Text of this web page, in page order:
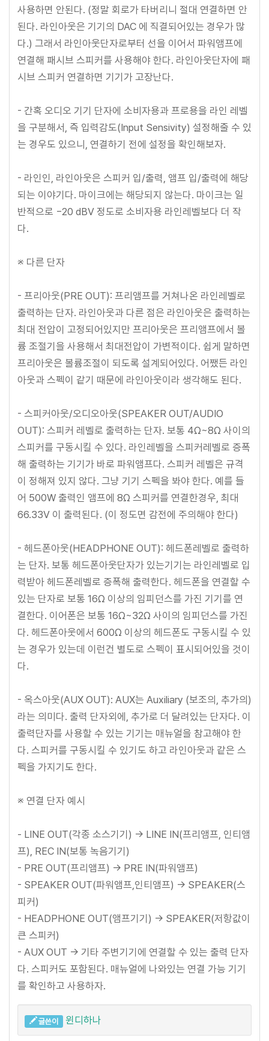
사용하면 안된다. (정말 회로가 타버리니 절대 연결하면 안
된다. 라인아웃은 기기의 DAC 에 직결되어있는 경우가 많
다.) 그래서 라인아웃단자로부터 선을 이어서 파워앰프에
연결해 패시브 스피커를 사용해야 한다. 라인아웃단자에 패
시브 스피커 연결하면 기기가 고장난다.
- 간혹 오디오 기기 단자에 소비자용과 프로용을 라인 레벨
을 구분해서, 즉 입력감도(Input Sensivity) 설정해줄 수 있
는 경우도 있으니, 연결하기 전에 설정을 확인해보자.
- 라인인, 라인아웃은 스피커 입/출력, 앰프 입/출력에 해당
되는 이야기다. 마이크에는 해당되지 않는다. 마이크는 일
반적으로 −20 dBV 정도로 소비자용 라인레벨보다 더 작
다.
※ 다른 단자
- 프리아웃(PRE OUT): 프리앰프를 거쳐나온 라인레벨로
출력하는 단자. 라인아웃과 다른 점은 라인아웃은 출력하는
최대 전압이 고정되어있지만 프리아웃은 프리앰프에서 볼
륨 조절기을 사용해서 최대전압이 가변적이다. 쉽게 말하면
프리아웃은 볼륨조절이 되도록 설계되어있다. 어쨌든 라인
아웃과 스펙이 같기 때문에 라인아웃이라 생각해도 된다.
- 스피커아웃/오디오아웃(SPEAKER OUT/AUDIO
OUT): 스피커 레벨로 출력하는 단자. 보통 4Ω~8Ω 사이의
스피커를 구동시킬 수 있다. 라인레벨을 스피커레벨로 증폭
해 출력하는 기기가 바로 파워앰프다. 스피커 레벨은 규격
이 정해져 있지 않다. 그냥 기기 스펙을 봐야 한다. 예를 들
어 500W 출력인 앰프에 8Ω 스피커를 연결한경우, 최대
66.33V 이 출력된다. (이 정도면 감전에 주의해야 한다)
- 헤드폰아웃(HEADPHONE OUT): 헤드폰레벨로 출력하
는 단자. 보통 헤드폰아웃단자가 있는기기는 라인레벨로 입
력받아 헤드폰레벨로 증폭해 출력한다. 헤드폰을 연결할 수
있는 단자로 보통 16Ω 이상의 임피던스를 가진 기기를 연
결한다. 이어폰은 보통 16Ω~32Ω 사이의 임피던스를 가진
다. 헤드폰아웃에서 600Ω 이상의 헤드폰도 구동시킬 수 있
는 경우가 있는데 이런건 별도로 스펙이 표시되어있을 것이
다.
- 옥스아웃(AUX OUT): AUX는 Auxiliary (보조의, 추가의)
라는 의미다. 출력 단자외에, 추가로 더 달려있는 단자다. 이
출력단자를 사용할 수 있는 기기는 매뉴얼을 참고해야 한
다. 스피커를 구동시킬 수 있기도 하고 라인아웃과 같은 스
펙을 가지기도 한다.
※ 연결 단자 예시
- LINE OUT(각종 소스기기) -> LINE IN(프리앰프, 인티앰
프), REC IN(보통 녹음기기)
- PRE OUT(프리앰프) -> PRE IN(파워앰프)
- SPEAKER OUT(파워앰프,인티앰프) -> SPEAKER(스
피커)
- HEADPHONE OUT(앰프기기) -> SPEAKER(저항값이
큰 스피커)
- AUX OUT -> 기타 주변기기에 연결할 수 있는 출력 단자
다. 스피커도 포함된다. 매뉴얼에 나와있는 연결 가능 기기
를 확인하고 사용하자.
글쓴이 윈디하나